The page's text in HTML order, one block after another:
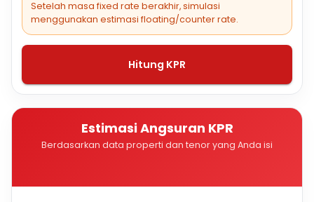
Setelah masa fixed rate berakhir, simulasi
menggunakan estimasi floating/counter rate.
Hitung KPR
Estimasi Angsuran KPR
Berdasarkan data properti dan tenor yang Anda isi